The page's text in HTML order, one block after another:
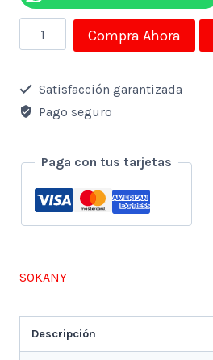
Gramera
digital
Sokany
SK-
capacidad
hasta
5kg
1
cantidad
Compra Ahora
Satisfacción garantizada
Pago seguro
Paga con tus tarjetas
SOKANY
Descripción